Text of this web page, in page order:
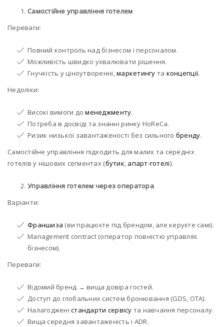
Самостійне управління готелем
Переваги:
Повний контроль над бізнесом і персоналом.
Можливість швидко ухвалювати рішення.
Гнучкість у ціноутворенні,маркетингу та концепції.
Недоліки:
Високі вимоги доменеджменту.
Потреба в досвіді та знанні ринку HoReCa.
Ризик низької завантаженості без сильного бренду.
Самостійне управління підходить для малих та середніх
готелів у нішових сегментах (бутик, апарт-готелі).
Управління готелем через оператора
Варіанти:
Франшиза (ви працюєте під брендом, але керуєте самі).
Management contract (оператор повністю управляє
бізнесом).
Переваги:
Відомий бренд → вища довіра гостей.
Доступ до глобальних систем бронювання (GDS, OTA).
Налагодженістандарти сервісу та навчання персоналу.
Вища середня завантаженість і ADR.